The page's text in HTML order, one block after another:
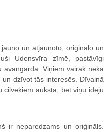
un atjaunoto, oriģinālo un
Ūdensvīra zīmē, pastāvīgi
Viņiem vairāk nekā
dzīvot tās interesēs. Dīvainā
cilvēkiem auksta, bet viņu ideju
ir neparedzams un oriģināls.